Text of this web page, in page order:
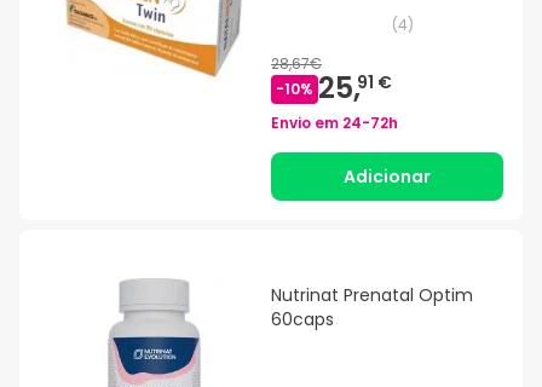
(4)
28,67€
-10% 25,91 €
Envio em 24-72h
Adicionar
Nutrinat Prenatal Optim
60caps